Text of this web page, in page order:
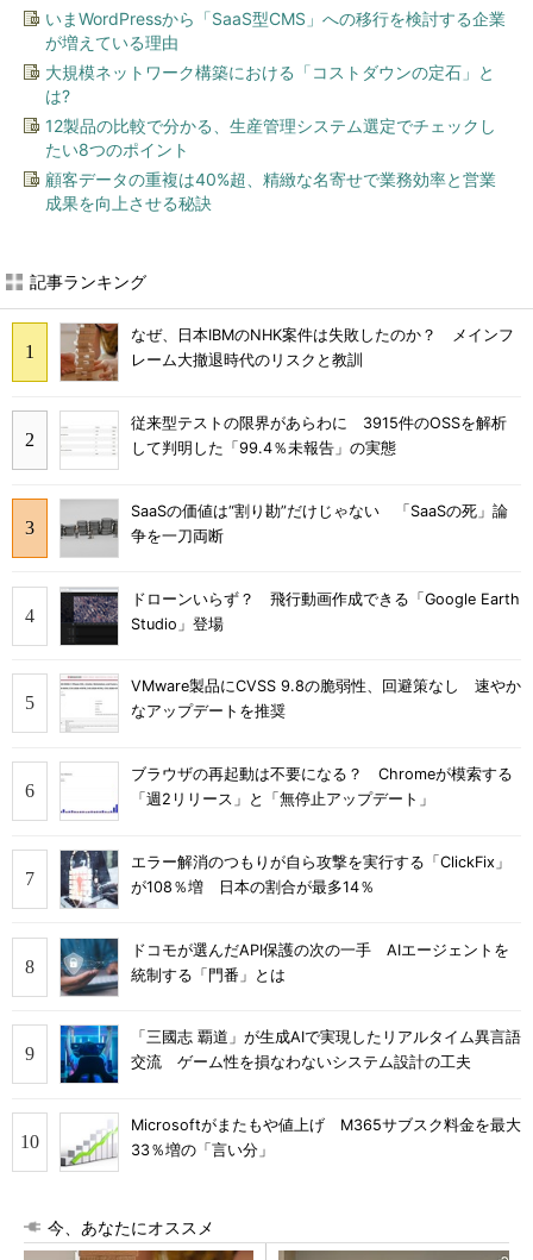
いまWordPressから「SaaS型CMS」への移行を検討する企業
が増えている理由
大規模ネットワーク構築における「コストダウンの定石」と
は?
12製品の比較で分かる、生産管理システム選定でチェックし
たい8つのポイント
顧客データの重複は40%超、精緻な名寄せで業務効率と営業
成果を向上させる秘訣
記事ランキング
なぜ、日本IBMのNHK案件は失敗したのか？ メインフ
レーム大撤退時代のリスクと教訓
従来型テストの限界があらわに 3915件のOSSを解析
して判明した「99.4％未報告」の実態
SaaSの価値は“割り勘”だけじゃない 「SaaSの死」論
争を一刀両断
ドローンいらず？ 飛行動画作成できる「Google Earth
Studio」登場
VMware製品にCVSS 9.8の脆弱性、回避策なし 速やか
なアップデートを推奨
ブラウザの再起動は不要になる？ Chromeが模索する
「週2リリース」と「無停止アップデート」
エラー解消のつもりが自ら攻撃を実行する「ClickFix」
が108％増 日本の割合が最多14％
ドコモが選んだAPI保護の次の一手 AIエージェントを
統制する「門番」とは
「三國志 覇道」が生成AIで実現したリアルタイム異言語
交流 ゲーム性を損なわないシステム設計の工夫
Microsoftがまたもや値上げ M365サブスク料金を最大
33％増の「言い分」
今、あなたにオススメ